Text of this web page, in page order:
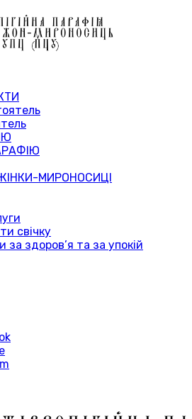
МИРОНОСИЦІ
свічку
за здоров’я та за упокій